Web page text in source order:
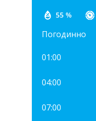
55 %
Погодинно
01:00
04:00
07:00